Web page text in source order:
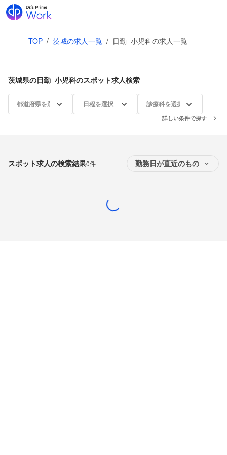
TOP / 茨城の求人一覧 / 日勤_小児科の求人一覧
茨城県の日勤_小児科のスポット求人検索
都道府県を選択 日程を選択 診療科を選択
詳しい条件で探す
スポット求人の検索結果0件 勤務日が直近のもの
Loading...